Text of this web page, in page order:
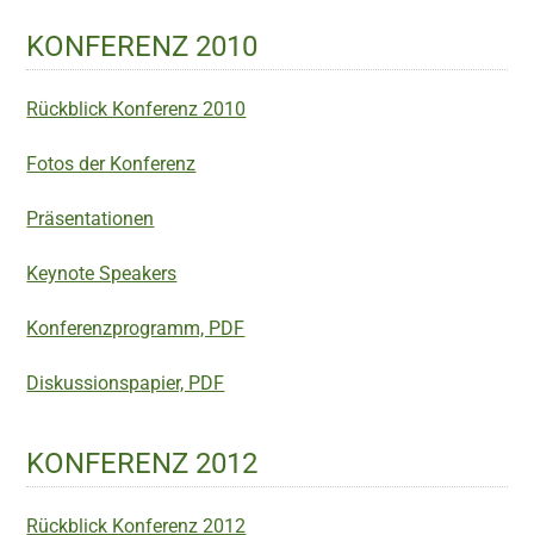
KONFERENZ 2010
Rückblick Konferenz 2010
Fotos der Konferenz
Präsentationen
Keynote Speakers
Konferenzprogramm, PDF
Diskussionspapier, PDF
KONFERENZ 2012
Rückblick Konferenz 2012